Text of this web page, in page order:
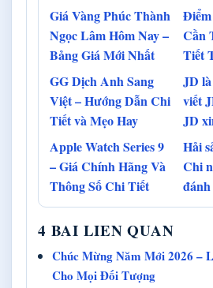
Giá Vàng Phúc Thành
Ngọc Lâm Hôm Nay –
Bảng Giá Mới Nhất
Cần
Tiết
GG Dịch Anh Sang
Việt – Hướng Dẫn Chi
Tiết và Mẹo Hay
JD
viết
JD
Apple Watch Series 9
– Giá Chính Hãng Và
Thông Số Chi Tiết
Hải
Chi
đánh
4 BAI LIEN QUAN
Chúc Mừng Năm Mới 2026 –
Cho Mọi Đối Tượng